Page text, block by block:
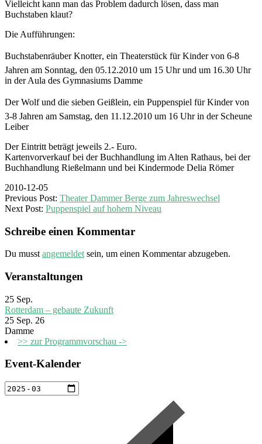
Vielleicht kann man das Problem dadurch lösen, dass man
Buchstaben klaut?
Die Aufführungen:
Buchstabenräuber Knotter, ein Theaterstück für Kinder von 6-8
Jahren am Sonntag, den 05.12.2010 um 15 Uhr und um 16.30 Uhr
in der Aula des Gymnasiums Damme
Der Wolf und die sieben Geißlein, ein Puppenspiel für Kinder von
3-8 Jahren am Samstag, den 11.12.2010 um 16 Uhr in der Scheune
Leiber
Der Eintritt beträgt jeweils 2.- Euro.
Kartenvorverkauf bei der Buchhandlung im Alten Rathaus, bei der
Buchhandlung Rießelmann und bei Kindermode Delia Römer
2010-12-05
Previous Post: Theater Dammer Berge zum Jahreswechsel
Next Post: Puppenspiel auf hohem Niveau
Schreibe einen Kommentar
Du musst angemeldet sein, um einen Kommentar abzugeben.
Veranstaltungen
25 Sep.
Rotterdam – gebaute Zukunft
25 Sep. 26
Damme
>> zur Programmvorschau ->
Event-Kalender